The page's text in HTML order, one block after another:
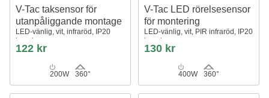
V-Tac taksensor för
utanpåliggande montage
LED-vänlig, vit, infraröd, IP20
inomhus
122 kr
200W 360°
V-Tac LED rörelsesensor
för montering
LED-vänlig, vit, PIR infraröd, IP20
inomhus
130 kr
400W 360°